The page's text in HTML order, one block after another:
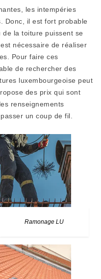
les intempéries
Donc, il est fort probable
la toiture puissent se
nécessaire de réaliser
Pour faire ces
de rechercher des
luxembourgeoise peut
des prix qui sont
renseignements
un coup de fil.
Ramonage LU